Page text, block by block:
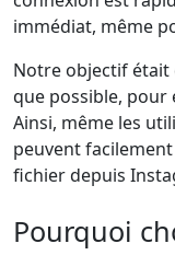
immédiat, même
Notre objectif était
que possible, pour
Ainsi, même les
peuvent
fichier depuis
Pourquoi